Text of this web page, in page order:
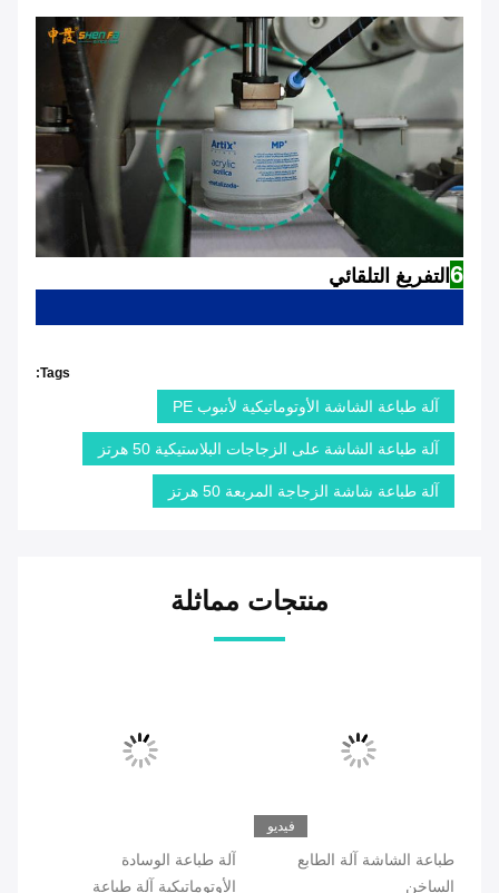
6 التفريغ التلقائي
Tags:
آلة طباعة الشاشة الأوتوماتيكية لأنبوب PE
آلة طباعة الشاشة على الزجاجات البلاستيكية 50 هرتز
آلة طباعة شاشة الزجاجة المربعة 50 هرتز
منتجات مماثلة
فيديو
طباعة الشاشة آلة الطابع
الساخن
آلة طباعة الوسادة
الأوتوماتيكية آلة طباعة